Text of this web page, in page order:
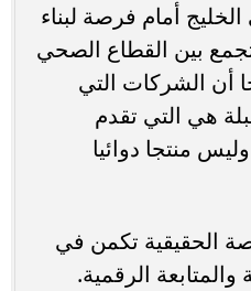
أمام فرصة لبناء
بين القطاع الصحي
أن الشركات التي
هي التي تقدم
منتجا دوائيا
الحقيقية تكمن في
والمتابعة الرقمية.